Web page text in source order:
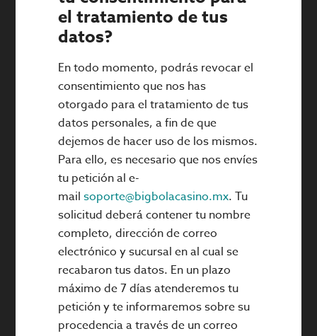
el tratamiento de tus
datos?
En todo momento, podrás revocar el
consentimiento que nos has
otorgado para el tratamiento de tus
datos personales, a fin de que
dejemos de hacer uso de los mismos.
Para ello, es necesario que nos envíes
tu petición al e-
mailsoporte@bigbolacasino.mx. Tu
solicitud deberá contener tu nombre
completo, dirección de correo
electrónico y sucursal en al cual se
recabaron tus datos. En un plazo
máximo de 7 días atenderemos tu
petición y te informaremos sobre su
procedencia a través de un correo